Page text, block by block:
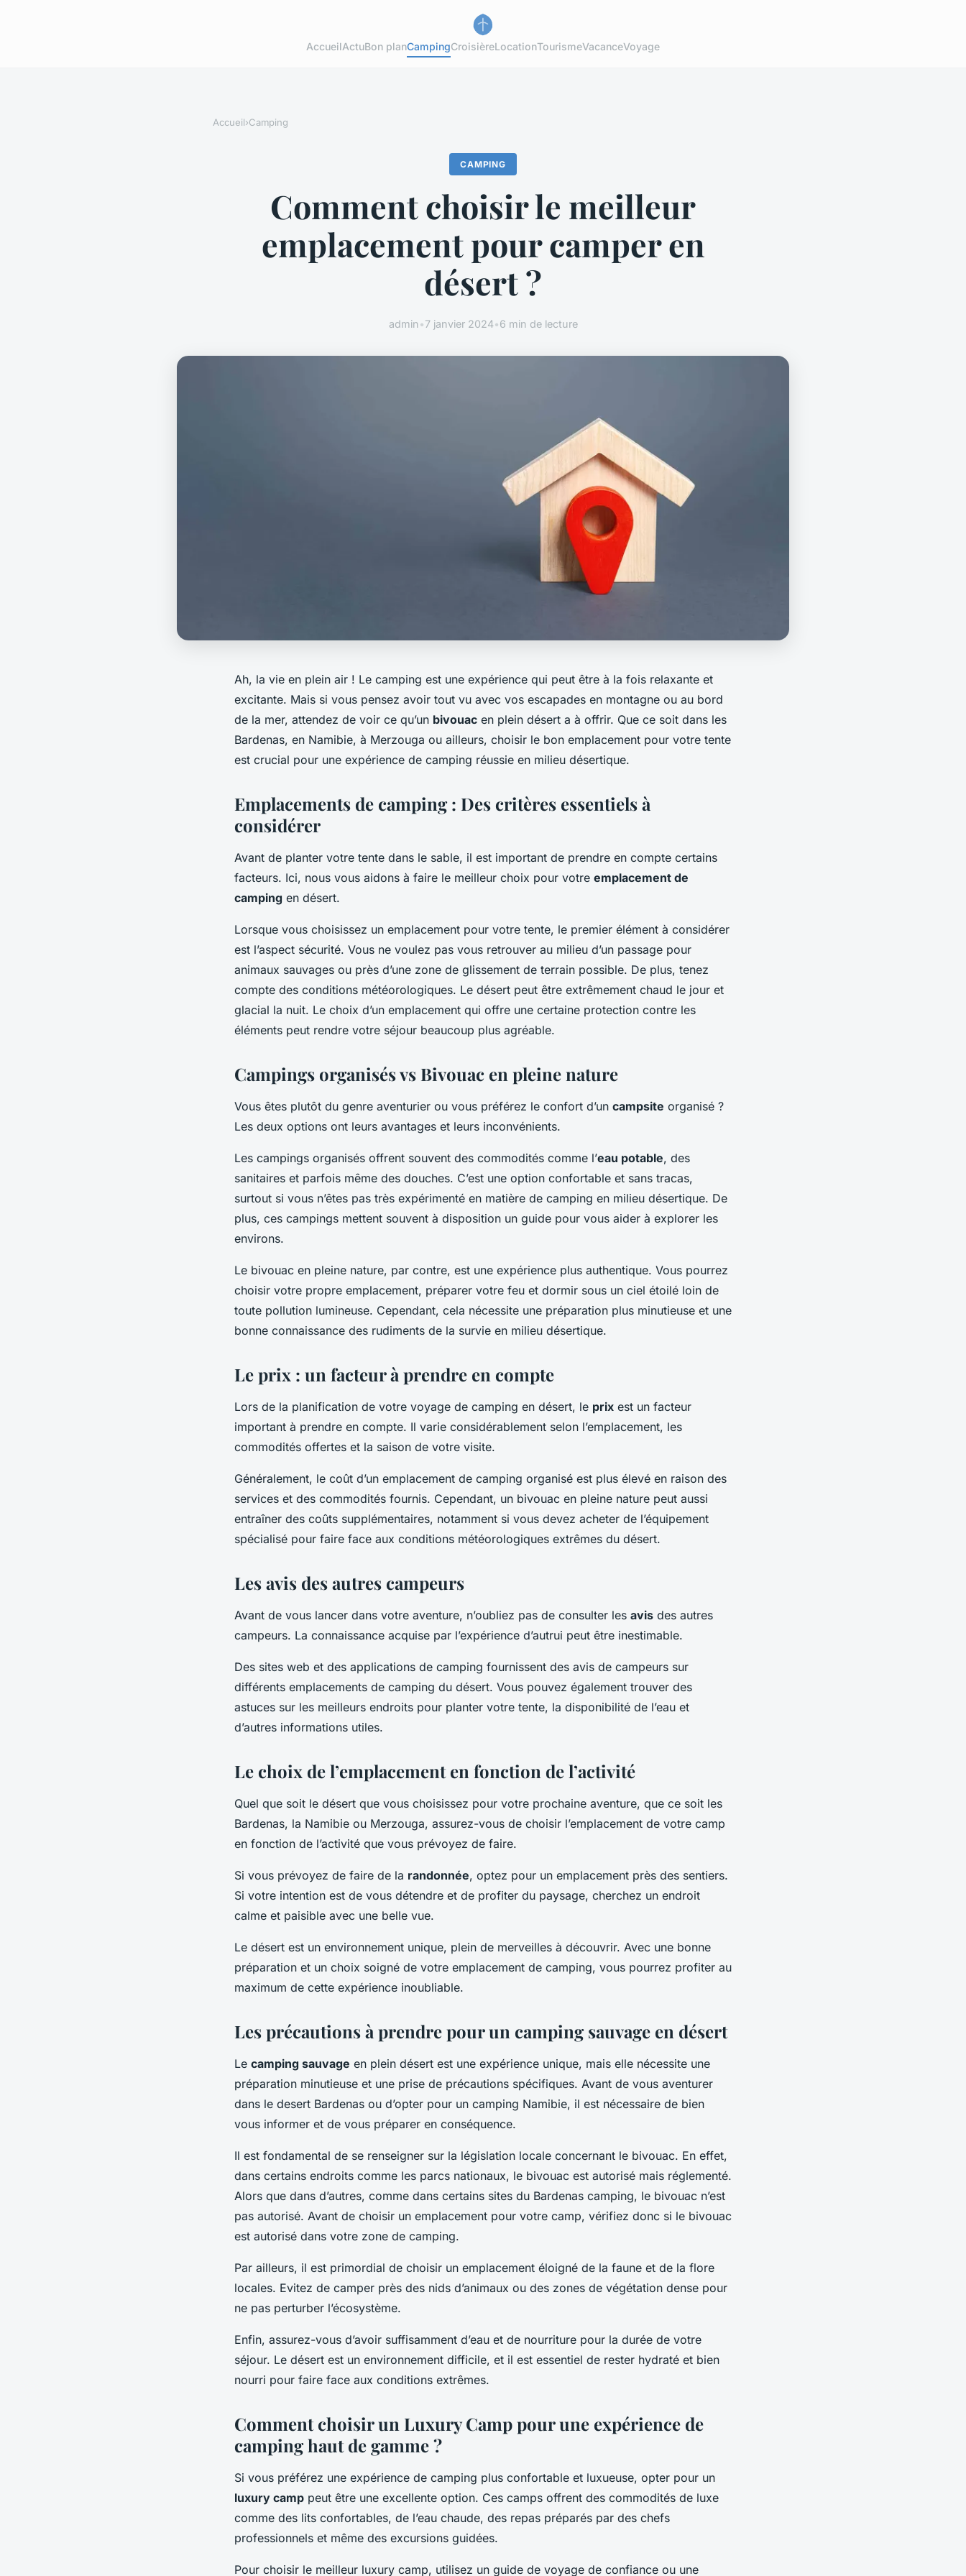
AccueilActuBon planCampingCroisièreLocationTourismeVacanceVoyage
Accueil›Camping
CAMPING
Comment choisir le meilleur
emplacement pour camper en
désert ?
admin•7 janvier 2024•6 min de lecture
Ah, la vie en plein air ! Le camping est une expérience qui peut être à la fois relaxante et
excitante. Mais si vous pensez avoir tout vu avec vos escapades en montagne ou au bord
de la mer, attendez de voir ce qu’un bivouac en plein désert a à offrir. Que ce soit dans les
Bardenas, en Namibie, à Merzouga ou ailleurs, choisir le bon emplacement pour votre tente
est crucial pour une expérience de camping réussie en milieu désertique.
Emplacements de camping : Des critères essentiels à
considérer
Avant de planter votre tente dans le sable, il est important de prendre en compte certains
facteurs. Ici, nous vous aidons à faire le meilleur choix pour votre emplacement de
camping en désert.
Lorsque vous choisissez un emplacement pour votre tente, le premier élément à considérer
est l’aspect sécurité. Vous ne voulez pas vous retrouver au milieu d’un passage pour
animaux sauvages ou près d’une zone de glissement de terrain possible. De plus, tenez
compte des conditions météorologiques. Le désert peut être extrêmement chaud le jour et
glacial la nuit. Le choix d’un emplacement qui offre une certaine protection contre les
éléments peut rendre votre séjour beaucoup plus agréable.
Campings organisés vs Bivouac en pleine nature
Vous êtes plutôt du genre aventurier ou vous préférez le confort d’un campsite organisé ?
Les deux options ont leurs avantages et leurs inconvénients.
Les campings organisés offrent souvent des commodités comme l’eau potable, des
sanitaires et parfois même des douches. C’est une option confortable et sans tracas,
surtout si vous n’êtes pas très expérimenté en matière de camping en milieu désertique. De
plus, ces campings mettent souvent à disposition un guide pour vous aider à explorer les
environs.
Le bivouac en pleine nature, par contre, est une expérience plus authentique. Vous pourrez
choisir votre propre emplacement, préparer votre feu et dormir sous un ciel étoilé loin de
toute pollution lumineuse. Cependant, cela nécessite une préparation plus minutieuse et une
bonne connaissance des rudiments de la survie en milieu désertique.
Le prix : un facteur à prendre en compte
Lors de la planification de votre voyage de camping en désert, le prix est un facteur
important à prendre en compte. Il varie considérablement selon l’emplacement, les
commodités offertes et la saison de votre visite.
Généralement, le coût d’un emplacement de camping organisé est plus élevé en raison des
services et des commodités fournis. Cependant, un bivouac en pleine nature peut aussi
entraîner des coûts supplémentaires, notamment si vous devez acheter de l’équipement
spécialisé pour faire face aux conditions météorologiques extrêmes du désert.
Les avis des autres campeurs
Avant de vous lancer dans votre aventure, n’oubliez pas de consulter les avis des autres
campeurs. La connaissance acquise par l’expérience d’autrui peut être inestimable.
Des sites web et des applications de camping fournissent des avis de campeurs sur
différents emplacements de camping du désert. Vous pouvez également trouver des
astuces sur les meilleurs endroits pour planter votre tente, la disponibilité de l’eau et
d’autres informations utiles.
Le choix de l’emplacement en fonction de l’activité
Quel que soit le désert que vous choisissez pour votre prochaine aventure, que ce soit les
Bardenas, la Namibie ou Merzouga, assurez-vous de choisir l’emplacement de votre camp
en fonction de l’activité que vous prévoyez de faire.
Si vous prévoyez de faire de la randonnée, optez pour un emplacement près des sentiers.
Si votre intention est de vous détendre et de profiter du paysage, cherchez un endroit
calme et paisible avec une belle vue.
Le désert est un environnement unique, plein de merveilles à découvrir. Avec une bonne
préparation et un choix soigné de votre emplacement de camping, vous pourrez profiter au
maximum de cette expérience inoubliable.
Les précautions à prendre pour un camping sauvage en désert
Le camping sauvage en plein désert est une expérience unique, mais elle nécessite une
préparation minutieuse et une prise de précautions spécifiques. Avant de vous aventurer
dans le desert Bardenas ou d’opter pour un camping Namibie, il est nécessaire de bien
vous informer et de vous préparer en conséquence.
Il est fondamental de se renseigner sur la législation locale concernant le bivouac. En effet,
dans certains endroits comme les parcs nationaux, le bivouac est autorisé mais réglementé.
Alors que dans d’autres, comme dans certains sites du Bardenas camping, le bivouac n’est
pas autorisé. Avant de choisir un emplacement pour votre camp, vérifiez donc si le bivouac
est autorisé dans votre zone de camping.
Par ailleurs, il est primordial de choisir un emplacement éloigné de la faune et de la flore
locales. Evitez de camper près des nids d’animaux ou des zones de végétation dense pour
ne pas perturber l’écosystème.
Enfin, assurez-vous d’avoir suffisamment d’eau et de nourriture pour la durée de votre
séjour. Le désert est un environnement difficile, et il est essentiel de rester hydraté et bien
nourri pour faire face aux conditions extrêmes.
Comment choisir un Luxury Camp pour une expérience de
camping haut de gamme ?
Si vous préférez une expérience de camping plus confortable et luxueuse, opter pour un
luxury camp peut être une excellente option. Ces camps offrent des commodités de luxe
comme des lits confortables, de l’eau chaude, des repas préparés par des chefs
professionnels et même des excursions guidées.
Pour choisir le meilleur luxury camp, utilisez un guide de voyage de confiance ou une